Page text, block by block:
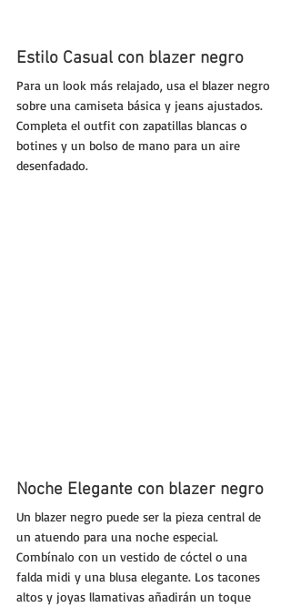
Estilo Casual con blazer negro
Para un look más relajado, usa el blazer negro
sobre una camiseta básica y jeans ajustados.
Completa el outfit con zapatillas blancas o
botines y un bolso de mano para un aire
desenfadado.
Noche Elegante con blazer negro
Un blazer negro puede ser la pieza central de
un atuendo para una noche especial.
Combínalo con un vestido de cóctel o una
falda midi y una blusa elegante. Los tacones
altos y joyas llamativas añadirán un toque